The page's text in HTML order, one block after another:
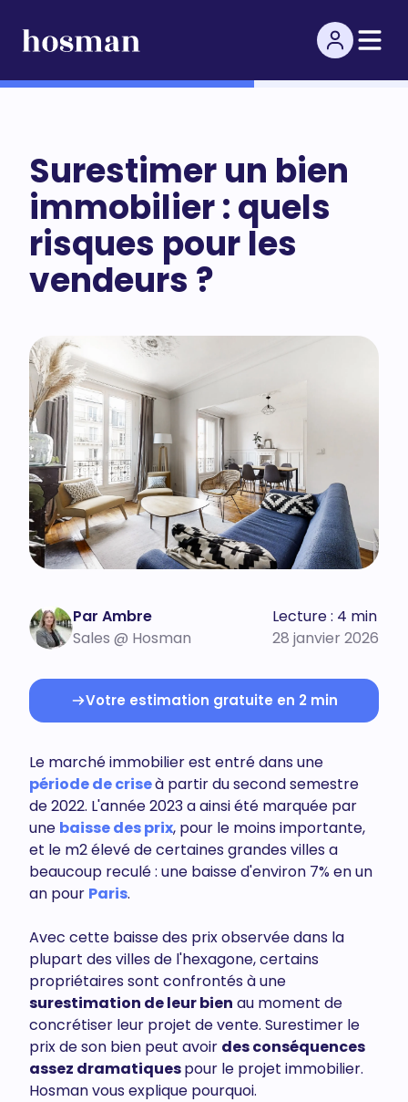
Surestimer un bien
immobilier : quels
risques pour les
vendeurs ?
Par Ambre
Sales @ Hosman
Lecture : 4 min
28 janvier 2026
Votre estimation gratuite en 2 min
Le marché immobilier est entré dans une
période de criseà partir du second semestre
de 2022. L'année 2023 a ainsi été marquée par
une baisse des prix, pour le moins importante,
et le m2 élevé de certaines grandes villes a
beaucoup reculé : une baisse d'environ 7% en un
an pour Paris.
Avec cette baisse des prix observée dans la
plupart des villes de l'hexagone, certains
propriétaires sont confrontés à une
surestimation de leur bien au moment de
concrétiser leur projet de vente. Surestimer le
prix de son bien peut avoir des conséquences
assez dramatiquespour le projet immobilier.
Hosman vous explique pourquoi.